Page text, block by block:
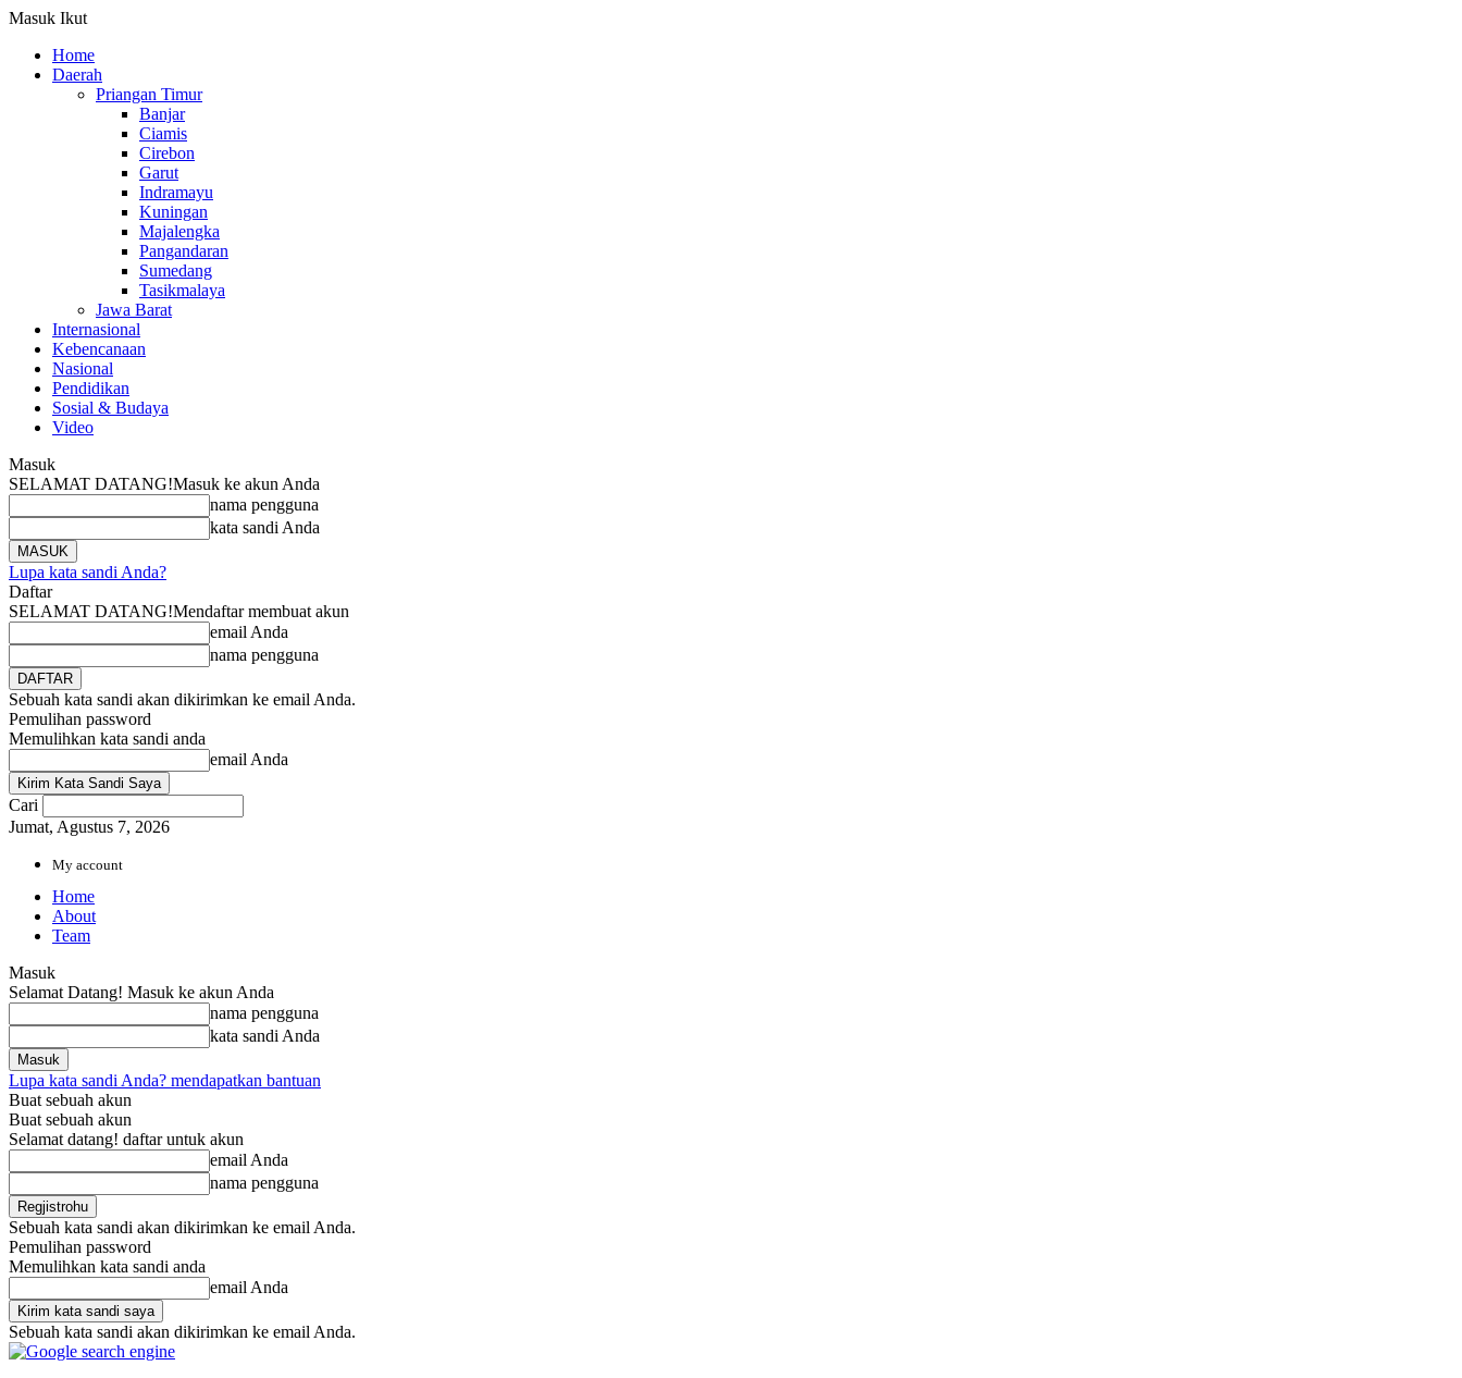
Masuk Ikut
Home
Daerah
Priangan Timur
Banjar
Ciamis
Cirebon
Garut
Indramayu
Kuningan
Majalengka
Pangandaran
Sumedang
Tasikmalaya
Jawa Barat
Internasional
Kebencanaan
Nasional
Pendidikan
Sosial & Budaya
Video
Masuk
SELAMAT DATANG!Masuk ke akun Anda
nama pengguna
kata sandi Anda
Lupa kata sandi Anda?
Daftar
SELAMAT DATANG!Mendaftar membuat akun
email Anda
nama pengguna
Sebuah kata sandi akan dikirimkan ke email Anda.
Pemulihan password
Memulihkan kata sandi anda
email Anda
Cari
Jumat, Agustus 7, 2026
My account
Home
About
Team
Masuk
Selamat Datang! Masuk ke akun Anda
nama pengguna
kata sandi Anda
Lupa kata sandi Anda? mendapatkan bantuan
Buat sebuah akun
Buat sebuah akun
Selamat datang! daftar untuk akun
email Anda
nama pengguna
Sebuah kata sandi akan dikirimkan ke email Anda.
Pemulihan password
Memulihkan kata sandi anda
email Anda
Sebuah kata sandi akan dikirimkan ke email Anda.